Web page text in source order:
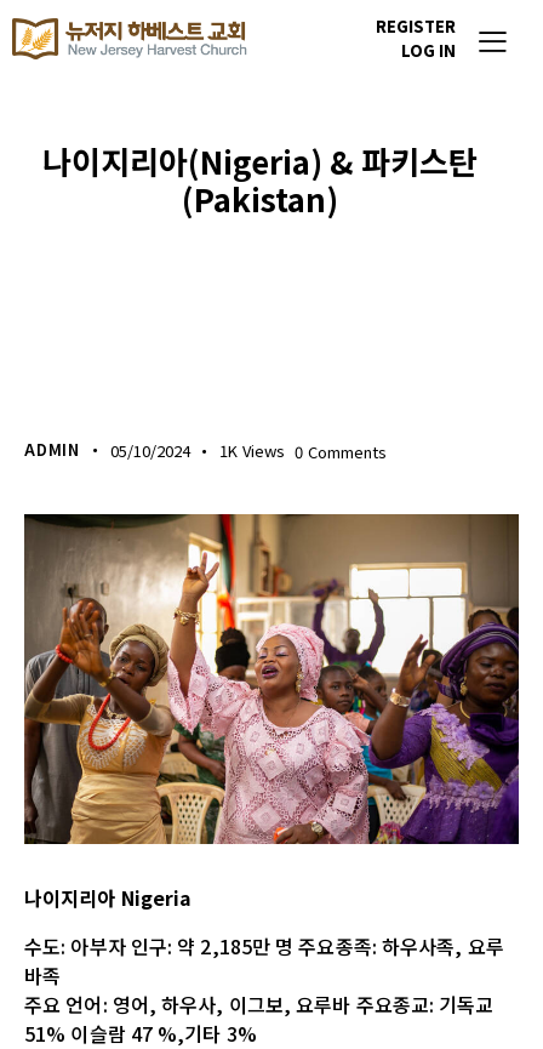
REGISTER
LOG IN
나이지리아(Nigeria) & 파키스탄
(Pakistan)
ADMIN 05/10/2024 1K Views 0 Comments
나이지리아 Nigeria
수도: 아부자 인구: 약 2,185만 명 주요종족: 하우사족, 요루
바족
주요 언어: 영어, 하우사, 이그보, 요루바 주요종교: 기독교
51% 이슬람 47 %,기타 3%